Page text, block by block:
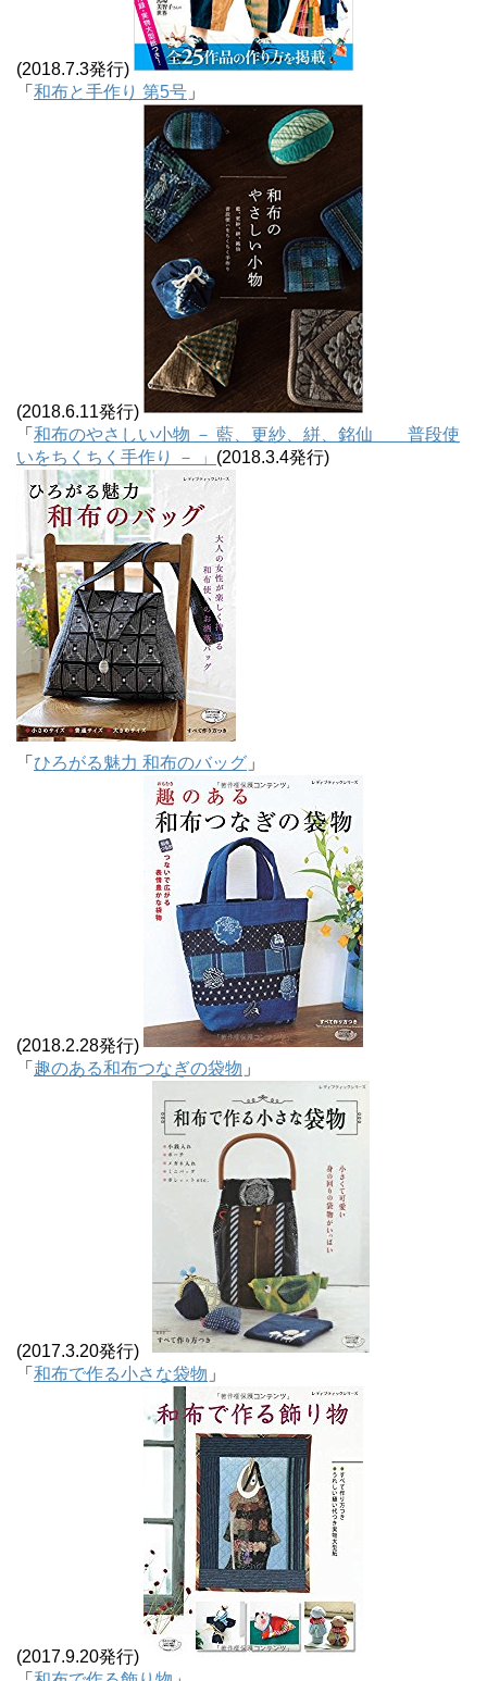
(2018.7.3発行)
「 和布と手作り 第5号 」
(2018.6.11発行)
「 和布のやさしい小物 － 藍、更紗、絣、銘仙 普段使
いをちくちく手作り － 」 (2018.3.4発行)
「 ひろがる魅力 和布のバッグ 」
(2018.2.28発行)
「 趣のある和布つなぎの袋物 」
(2017.3.20発行)
「 和布で作る小さな袋物 」
(2017.9.20発行)